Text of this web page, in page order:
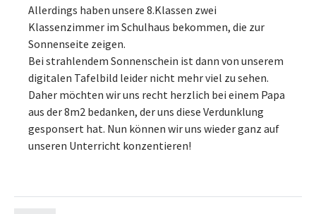
Allerdings haben unsere 8.Klassen zwei
Klassenzimmer im Schulhaus bekommen, die zur
Sonnenseite zeigen.
Bei strahlendem Sonnenschein ist dann von unserem
digitalen Tafelbild leider nicht mehr viel zu sehen.
Daher möchten wir uns recht herzlich bei einem Papa
aus der 8m2 bedanken, der uns diese Verdunklung
gesponsert hat. Nun können wir uns wieder ganz auf
unseren Unterricht konzentieren!